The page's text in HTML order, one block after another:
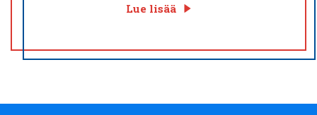
Lue lisää